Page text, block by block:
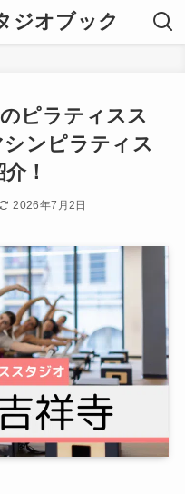
ジオブック
ピラティスス
ンピラティス
！
2026年7月2日